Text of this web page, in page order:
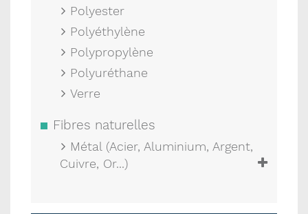
Polyester
Polyéthylène
Polypropylène
Polyuréthane
Verre
Fibres naturelles
Métal (Acier, Aluminium, Argent,
Cuivre, Or...)